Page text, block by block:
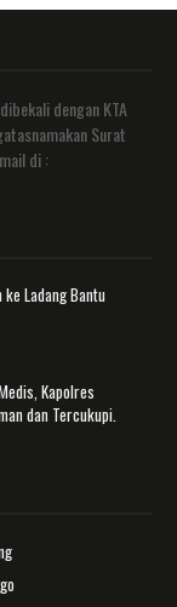
dengan KTA
Surat
di :
Ladang Bantu
Kapolres
dan Tercukupi.